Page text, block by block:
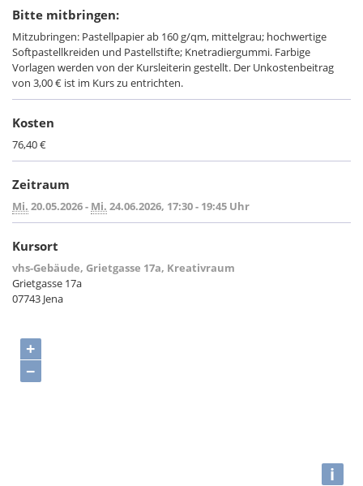
Bitte mitbringen:
Mitzubringen: Pastellpapier ab 160 g/qm, mittelgrau; hochwertige
Softpastellkreiden und Pastellstifte; Knetradiergummi. Farbige
Vorlagen werden von der Kursleiterin gestellt. Der Unkostenbeitrag
von 3,00 € ist im Kurs zu entrichten.
Kosten
76,40 €
Zeitraum
Mi. 20.05.2026 - Mi. 24.06.2026, 17:30 - 19:45 Uhr
Kursort
vhs-Gebäude, Grietgasse 17a, Kreativraum
Grietgasse 17a
07743 Jena
+
−
i